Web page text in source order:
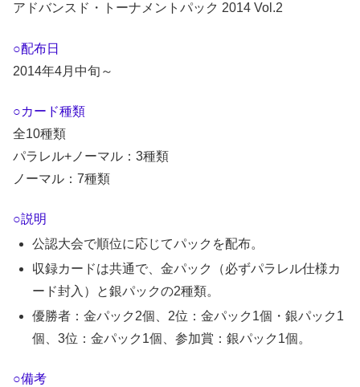
アドバンスド・トーナメントパック 2014 Vol.2
○配布日
2014年4月中旬～
○カード種類
全10種類
パラレル+ノーマル：3種類
ノーマル：7種類
○説明
公認大会で順位に応じてパックを配布。
収録カードは共通で、金パック（必ずパラレル仕様カ
ード封入）と銀パックの2種類。
優勝者：金パック2個、2位：金パック1個・銀パック1
個、3位：金パック1個、参加賞：銀パック1個。
○備考